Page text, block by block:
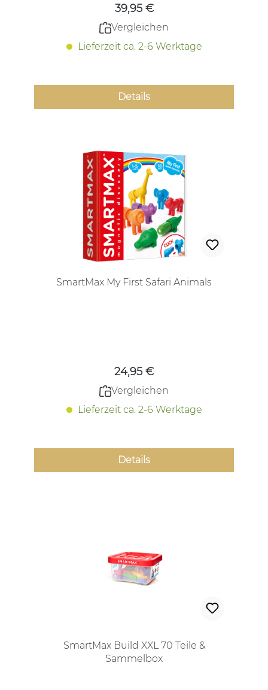
39,95 €
Vergleichen
Lieferzeit ca. 2-6 Werktage
Details
SmartMax My First Safari Animals
24,95 €
Vergleichen
Lieferzeit ca. 2-6 Werktage
Details
SmartMax Build XXL 70 Teile &
Sammelbox